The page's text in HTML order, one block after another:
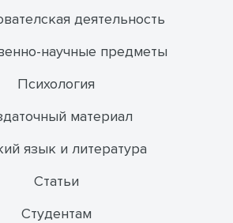
деятельность
научные предметы
Психология
материал
язык и литература
Статьи
Студентам